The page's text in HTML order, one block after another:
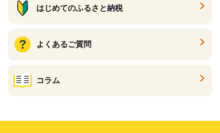
はじめてのふるさと納税
よくあるご質問
コラム